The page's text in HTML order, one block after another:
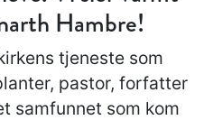
Hambre!
tjeneste som
pastor, forfatter
samfunnet som kom